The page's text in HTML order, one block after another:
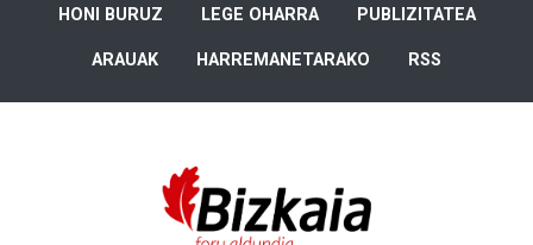
HONI BURUZ LEGE OHARRA PUBLIZITATEA
ARAUAK HARREMANETARAKO RSS